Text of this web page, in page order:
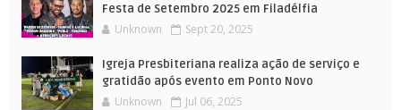
Festa de Setembro 2025 em Filadélfia
Unknown Sept 20, 2025
Igreja Presbiteriana realiza ação de serviço e
gratidão após evento em Ponto Novo
Unknown Jul 06, 2025